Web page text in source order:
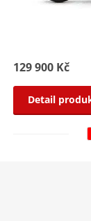
129 900 Kč
Detail